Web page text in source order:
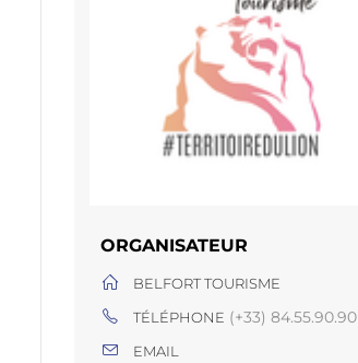
ORGANISATEUR
BELFORT TOURISME
TÉLÉPHONE (+33) 84.55.90.90
EMAIL